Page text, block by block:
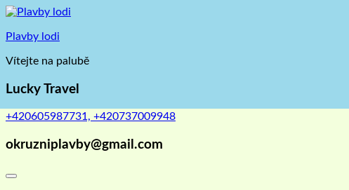
Skip
content
Plavby lodi
Vítejte na palubě
Lucky Travel
+420605987731, +420737009948
okruzniplavby@gmail.com